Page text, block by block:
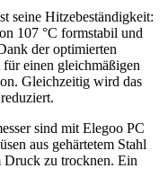
seine Hitzebeständigkeit:
107 °C formstabil und
der optimierten
einen gleichmäßigen
Gleichzeitig wird das
sind mit Elegoo PC
aus gehärtetem Stahl
Druck zu trocknen. Ein